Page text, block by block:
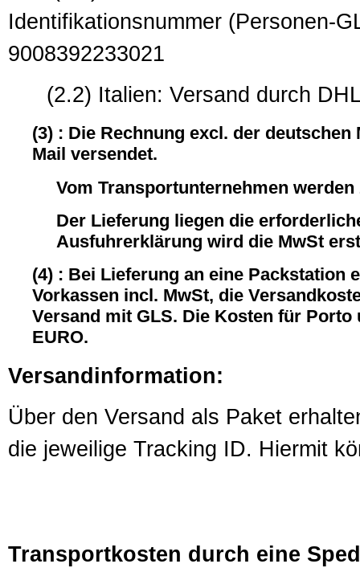
Identifikationsnummer
9008392233021
(2.2) Italien: Versand durch
(3) : Die Rechnung excl. der
Mail versendet.
Vom Transportunternehmen
Der Lieferung liegen die
Ausfuhrerklärung wird die MwSt
(4) : Bei Lieferung an eine Packstation
Vorkassen incl. MwSt, die
Versand mit GLS. Die Kosten für
EURO.
Versandinformation:
Über den Versand als Paket
die jeweilige Tracking ID. Hiermit
Transportkosten durch eine